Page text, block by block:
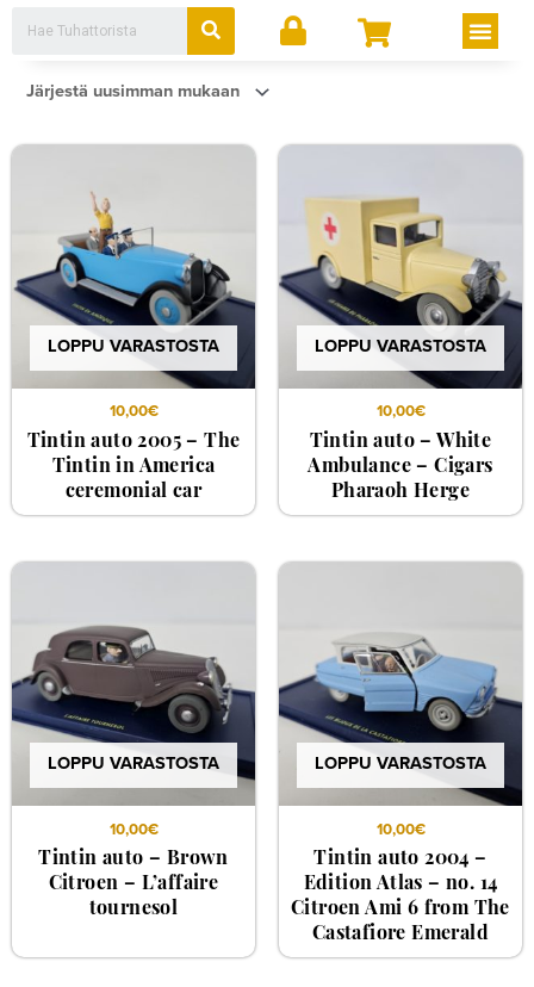
sisältöön
Search
LOPPU VARASTOSTA
10,00€
Tintin auto 2005 – The
Tintin in America
ceremonial car
LOPPU VARASTOSTA
10,00€
Tintin auto – White
Ambulance – Cigars
Pharaoh Herge
LOPPU VARASTOSTA
10,00€
Tintin auto – Brown
Citroen – L’affaire
tournesol
LOPPU VARASTOSTA
10,00€
Tintin auto 2004 –
Edition Atlas – no. 14
Citroen Ami 6 from The
Castafiore Emerald